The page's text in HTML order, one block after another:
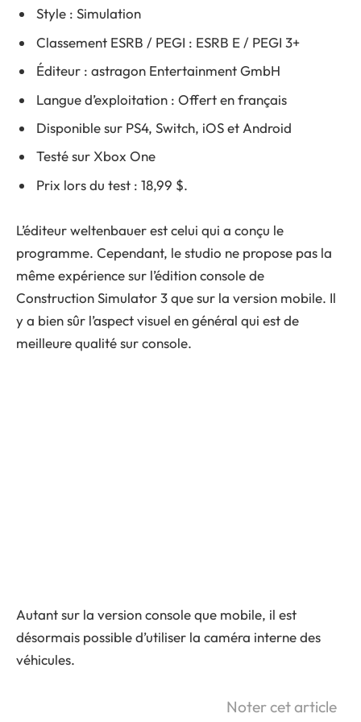
Style : Simulation
Classement ESRB / PEGI : ESRB E / PEGI 3+
Éditeur : astragon Entertainment GmbH
Langue d’exploitation : Offert en français
Disponible sur PS4, Switch, iOS et Android
Testé sur Xbox One
Prix lors du test : 18,99 $.
L’éditeur weltenbauer est celui qui a conçu le
programme. Cependant, le studio ne propose pas la
même expérience sur l’édition console de
Construction Simulator 3 que sur la version mobile. Il
y a bien sûr l’aspect visuel en général qui est de
meilleure qualité sur console.
Autant sur la version console que mobile, il est
désormais possible d’utiliser la caméra interne des
véhicules.
Noter cet article